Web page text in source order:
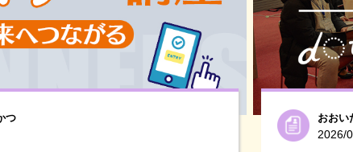
つ
おおい
2026/